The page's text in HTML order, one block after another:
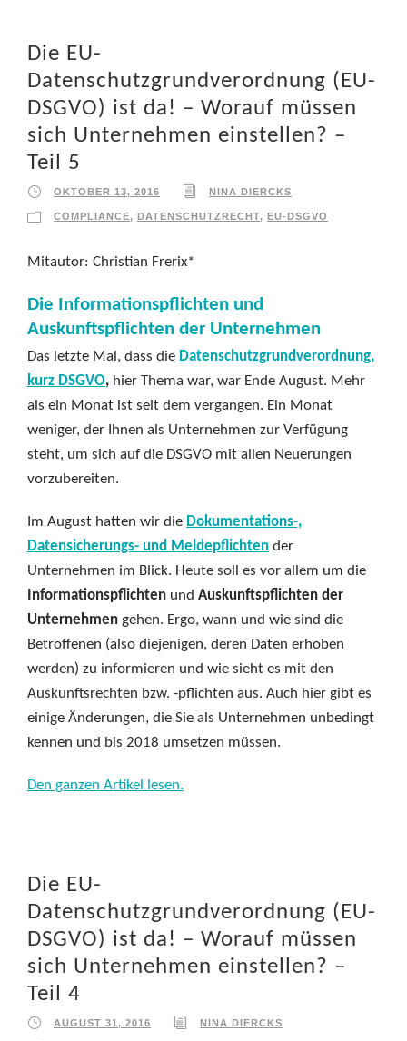
Die EU-
Datenschutzgrundverordnung (EU-
DSGVO) ist da! – Worauf müssen
sich Unternehmen einstellen? –
Teil 5
OKTOBER 13, 2016 NINA DIERCKS
COMPLIANCE, DATENSCHUTZRECHT, EU-DSGVO
Mitautor: Christian Frerix*
Die Informationspflichten und
Auskunftspflichten der Unternehmen
Das letzte Mal, dass die Datenschutzgrundverordnung,
kurz DSGVO, hier Thema war, war Ende August. Mehr
als ein Monat ist seit dem vergangen. Ein Monat
weniger, der Ihnen als Unternehmen zur Verfügung
steht, um sich auf die DSGVO mit allen Neuerungen
vorzubereiten.
Im August hatten wir die Dokumentations-,
Datensicherungs- und Meldepflichten der
Unternehmen im Blick. Heute soll es vor allem um die
Informationspflichten und Auskunftspflichten der
Unternehmen gehen. Ergo, wann und wie sind die
Betroffenen (also diejenigen, deren Daten erhoben
werden) zu informieren und wie sieht es mit den
Auskunftsrechten bzw. -pflichten aus. Auch hier gibt es
einige Änderungen, die Sie als Unternehmen unbedingt
kennen und bis 2018 umsetzen müssen.
Den ganzen Artikel lesen.
Die EU-
Datenschutzgrundverordnung (EU-
DSGVO) ist da! – Worauf müssen
sich Unternehmen einstellen? –
Teil 4
AUGUST 31, 2016 NINA DIERCKS